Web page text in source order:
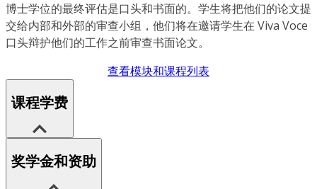
博士学位的最终评估是口头和书面的。学生将把他们的论文提
交给内部和外部的审查小组，他们将在邀请学生在 Viva Voce
口头辩护他们的工作之前审查书面论文。
查看模块和课程列表
课程学费
奖学金和资助